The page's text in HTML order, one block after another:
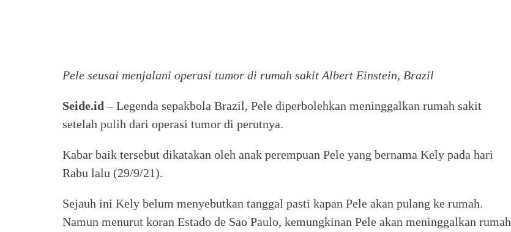
Pele seusai menjalani operasi tumor di rumah sakit Albert Einstein, Brazil
Seide.id – Legenda sepakbola Brazil, Pele diperbolehkan meninggalkan rumah sakit
setelah pulih dari operasi tumor di perutnya.
Kabar baik tersebut dikatakan oleh anak perempuan Pele yang bernama Kely pada hari
Rabu lalu (29/9/21).
Sejauh ini Kely belum menyebutkan tanggal pasti kapan Pele akan pulang ke rumah.
Namun menurut koran Estado de Sao Paulo, kemungkinan Pele akan meninggalkan rumah